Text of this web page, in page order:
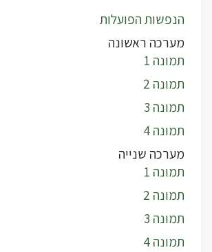
הנפשות הפועלות
מערכה ראשונה
תמונה 1
תמונה 2
תמונה 3
תמונה 4
מערכה שנייה
תמונה 1
תמונה 2
תמונה 3
תמונה 4